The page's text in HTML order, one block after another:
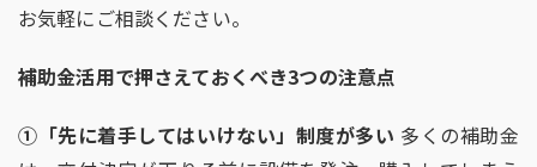
お気軽にご相談ください。
補助金活用で押さえておくべき3つの注意点
① 「先に着手してはいけない」制度が多い 多くの補助金